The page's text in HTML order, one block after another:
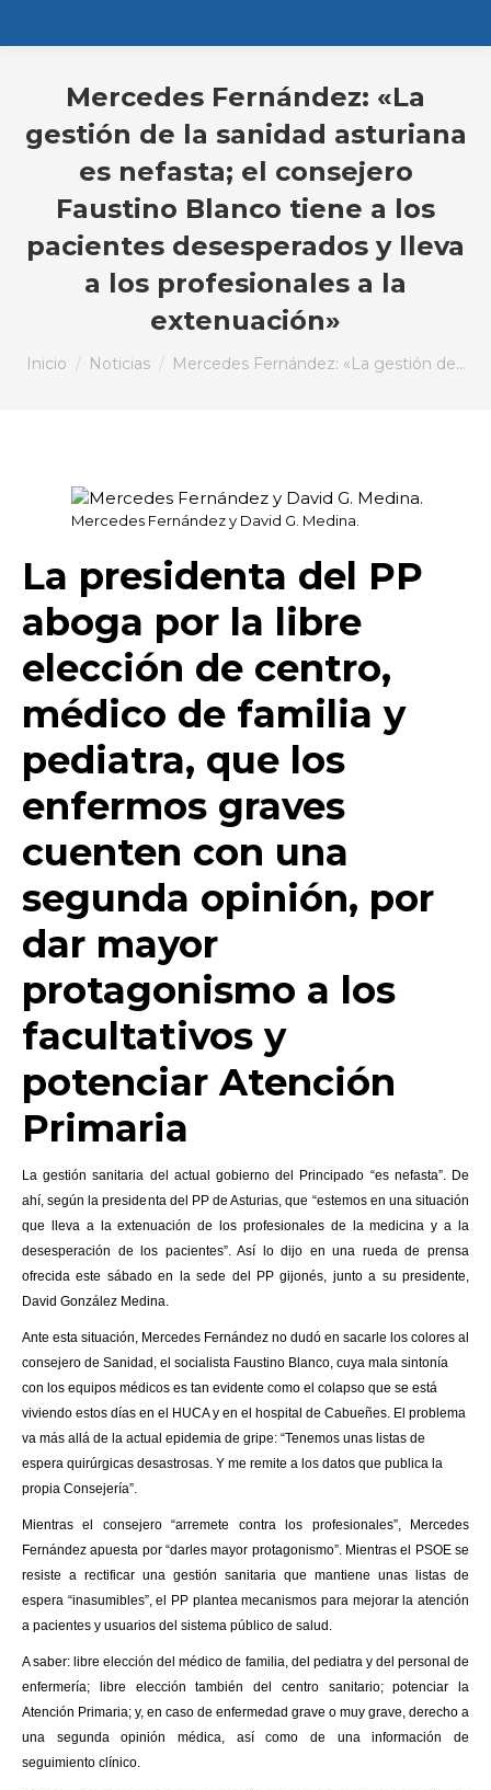
Mercedes Fernández: «La
gestión de la sanidad asturiana
es nefasta; el consejero
Faustino Blanco tiene a los
pacientes desesperados y lleva
a los profesionales a la
extenuación»
Estás aquí:
Inicio Noticias Mercedes Fernández: «La gestión de…
Mercedes Fernández y David G. Medina.
La presidenta del PP
aboga por la libre
elección de centro,
médico de familia y
pediatra, que los
enfermos graves
cuenten con una
segunda opinión, por
dar mayor
protagonismo a los
facultativos y
potenciar Atención
Primaria
La gestión sanitaria del actual gobierno del Principado “es nefasta”. De
ahí, según la presidenta del PP de Asturias, que “estemos en una situación
que lleva a la extenuación de los profesionales de la medicina y a la
desesperación de los pacientes”. Así lo dijo en una rueda de prensa
ofrecida este sábado en la sede del PP gijonés, junto a su presidente,
David González Medina.
Ante esta situación, Mercedes Fernández no dudó en sacarle los colores al
consejero de Sanidad, el socialista Faustino Blanco, cuya mala sintonía
con los equipos médicos es tan evidente como el colapso que se está
viviendo estos días en el HUCA y en el hospital de Cabueñes. El problema
va más allá de la actual epidemia de gripe: “Tenemos unas listas de
espera quirúrgicas desastrosas. Y me remite a los datos que publica la
propia Consejería”.
Mientras el consejero “arremete contra los profesionales”, Mercedes
Fernández apuesta por “darles mayor protagonismo”. Mientras el PSOE se
resiste a rectificar una gestión sanitaria que mantiene unas listas de
espera “inasumibles”, el PP plantea mecanismos para mejorar la atención
a pacientes y usuarios del sistema público de salud.
A saber: libre elección del médico de familia, del pediatra y del personal de
enfermería; libre elección también del centro sanitario; potenciar la
Atención Primaria; y, en caso de enfermedad grave o muy grave, derecho a
una segunda opinión médica, así como de una información de
seguimiento clínico.